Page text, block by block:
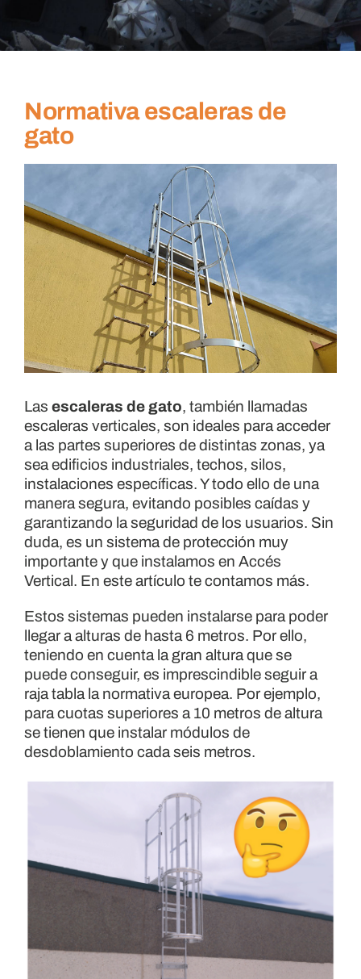
Normativa escaleras de
gato
más
grande
Las escaleras de gato, también llamadas
escaleras verticales, son ideales para acceder
a las partes superiores de distintas zonas, ya
sea edificios industriales, techos, silos,
instalaciones específicas. Y todo ello de una
manera segura, evitando posibles caídas y
garantizando la seguridad de los usuarios. Sin
duda, es un sistema de protección muy
importante y que instalamos en Accés
Vertical. En este artículo te contamos más.
Estos sistemas pueden instalarse para poder
llegar a alturas de hasta 6 metros. Por ello,
teniendo en cuenta la gran altura que se
puede conseguir, es imprescindible seguir a
raja tabla la normativa europea. Por ejemplo,
para cuotas superiores a 10 metros de altura
se tienen que instalar módulos de
desdoblamiento cada seis metros.